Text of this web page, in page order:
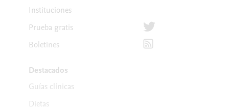
Instituciones
Prueba gratis
Boletines
Destacados
Guías clínicas
Dietas
Síguenos en Twitter
Suscríbete para recibir